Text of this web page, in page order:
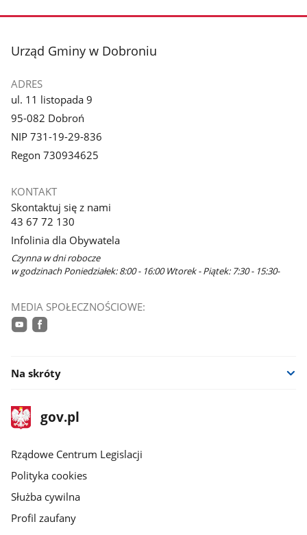
stopka
Urząd Gminy w Dobroniu
ADRES
ul. 11 listopada 9
95-082 Dobroń
NIP 731-19-29-836
Regon 730934625
KONTAKT
Skontaktuj się z nami
43 67 72 130
Infolinia dla Obywatela
Czynna w dni robocze
w godzinach Poniedziałek: 8:00 - 16:00 Wtorek - Piątek: 7:30 - 15:30-
MEDIA SPOŁECZNOŚCIOWE:
Na skróty
stopka
gov.plStrona
gov.pl
Rządowe Centrum Legislacji
Polityka cookies
Służba cywilna
Profil zaufany